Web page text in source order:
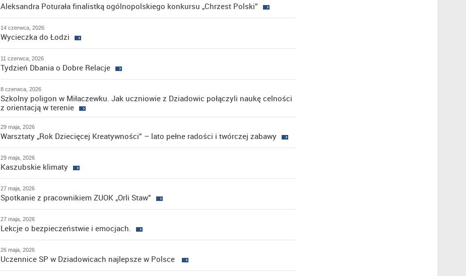
Aleksandra Poturała finalistką ogólnopolskiego konkursu „Chrzest Polski”
14 czerwca, 2026
Wycieczka do Łodzi
11 czerwca, 2026
Tydzień Dbania o Dobre Relacje
8 czerwca, 2026
Szkolny poligon w Miłaczewku. Jak uczniowie z Dziadowic połączyli naukę celności
z orientacją w terenie
29 maja, 2026
Warsztaty „Rok Dziecięcej Kreatywności” – lato pełne radości i twórczej zabawy
29 maja, 2026
Kaszubskie klimaty
27 maja, 2026
Spotkanie z pracownikiem ZUOK „Orli Staw”
27 maja, 2026
Lekcje o bezpieczeństwie i emocjach.
26 maja, 2026
Uczennice SP w Dziadowicach najlepsze w Polsce